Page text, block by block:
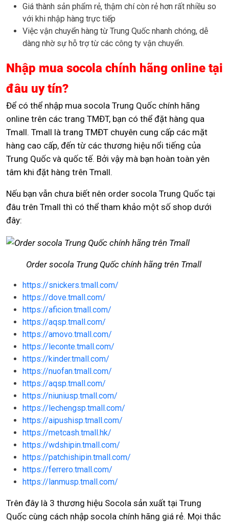
Giá thành sản phẩm rẻ, thậm chí còn rẻ hơn rất nhiều so
với khi nhập hàng trực tiếp
Việc vận chuyển hàng từ Trung Quốc nhanh chóng, dễ
dàng nhờ sự hỗ trợ từ các công ty vận chuyển.
Nhập mua socola chính hãng online tại
đâu uy tín?
Để có thể nhập mua socola Trung Quốc chính hãng
online trên các trang TMĐT, bạn có thể đặt hàng qua
Tmall. Tmall là trang TMĐT chuyên cung cấp các mặt
hàng cao cấp, đến từ các thương hiệu nổi tiếng của
Trung Quốc và quốc tế. Bởi vậy mà bạn hoàn toàn yên
tâm khi đặt hàng trên Tmall.
Nếu bạn vẫn chưa biết nên order socola Trung Quốc tại
đâu trên Tmall thì có thể tham khảo một số shop dưới
đây:
Order socola Trung Quốc chính hãng trên Tmall
https://snickers.tmall.com/
https://dove.tmall.com/
https://aficion.tmall.com/
https://aqsp.tmall.com/
https://amovo.tmall.com/
https://leconte.tmall.com/
https://kinder.tmall.com/
https://nuofan.tmall.com/
https://aqsp.tmall.com/
https://niuniusp.tmall.com/
https://lechengsp.tmall.com/
https://aipushisp.tmall.com/
https://metcash.tmall.hk/
https://wdshipin.tmall.com/
https://patchishipin.tmall.com/
https://ferrero.tmall.com/
https://lanmusp.tmall.com/
Trên đây là 3 thương hiệu Socola sản xuất tại Trung
Quốc cùng cách nhập socola chính hãng giá rẻ. Mọi thắc